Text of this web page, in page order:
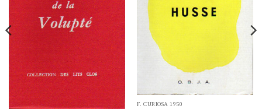
F. CURIOSA 1950